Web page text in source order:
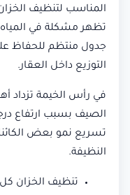
المناسب لتنظيف
تظهر مشكلة في
جدول منتظم للحفاظ
التوزيع داخل العقار.
في رأس الخيمة تزداد
الصيف بسبب ارتفاع
تسريع نمو بعض
النظيفة.